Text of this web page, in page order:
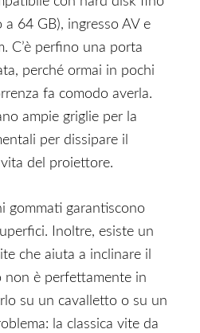
64 GB), ingresso AV e
C’è perfino una porta
perché ormai in pochi
fa comodo averla.
ampie griglie per la
per dissipare il
del proiettore.
gommati garantiscono
Inoltre, esiste un
che aiuta a inclinare il
non è perfettamente in
su un cavalletto o su un
la classica vite da